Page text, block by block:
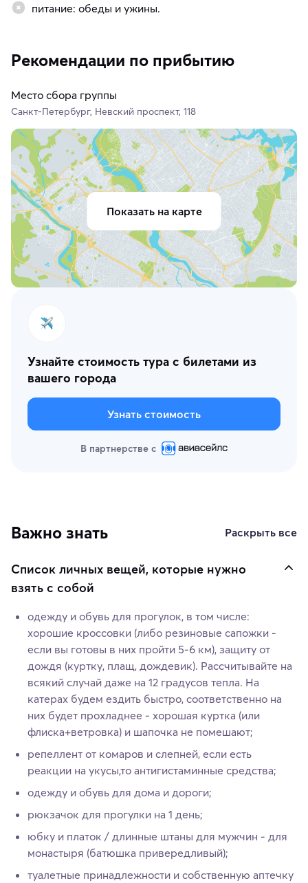
питание: обеды и ужины.
Рекомендации по прибытию
Место сбора группы
Санкт-Петербург, Невский проспект, 118
Показать на карте
Узнайте стоимость тура с билетами из
вашего города
Узнать стоимость
В партнерстве с
Важно знать Раскрыть все
Список личных вещей, которые нужно
взять с собой
одежду и обувь для прогулок, в том числе:
хорошие кроссовки (либо резиновые сапожки -
если вы готовы в них пройти 5-6 км), защиту от
дождя (куртку, плащ, дождевик). Рассчитывайте на
всякий случай даже на 12 градусов тепла. На
катерах будем ездить быстро, соответственно на
них будет прохладнее - хорошая куртка (или
флиска+ветровка) и шапочка не помешают;
репеллент от комаров и слепней, если есть
реакции на укусы,то антигистаминные средства;
одежду и обувь для дома и дороги;
рюкзачок для прогулки на 1 день;
юбку и платок / длинные штаны для мужчин - для
монастыря (батюшка привередливый);
туалетные принадлежности и собственную аптечку